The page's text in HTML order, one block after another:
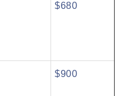
$680
$900